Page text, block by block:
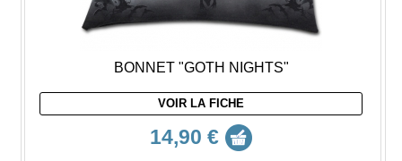
BONNET "GOTH NIGHTS"
VOIR LA FICHE
14,90 €